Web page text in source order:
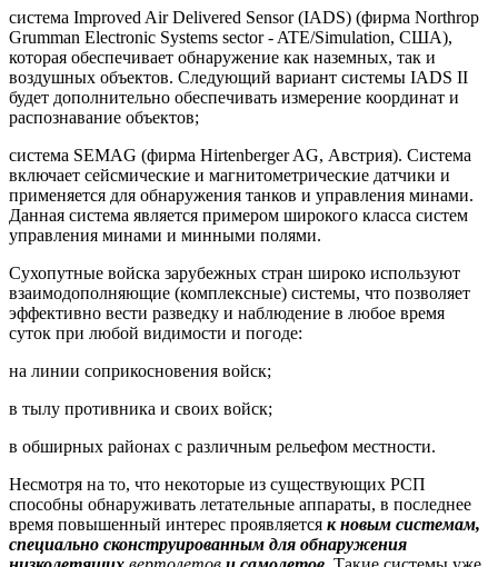
система Improved Air Delivered Sensor (IADS) (фирма Northrop
Grumman Electronic Systems sector - ATE/Simulation, США),
которая обеспечивает обнаружение как наземных, так и
воздушных объектов. Следующий вариант системы IADS II
будет дополнительно обеспечивать измерение координат и
распознавание объектов;
система SEMAG (фирма Hirtenberger AG, Австрия). Система
включает сейсмические и магнитометрические датчики и
применяется для обнаружения танков и управления минами.
Данная система является примером широкого класса систем
управления минами и минными полями.
Сухопутные войска зарубежных стран широко используют
взаимодополняющие (комплексные) системы, что позволяет
эффективно вести разведку и наблюдение в любое время
суток при любой видимости и погоде:
на линии соприкосновения войск;
в тылу противника и своих войск;
в обширных районах с различным рельефом местности.
Несмотря на то, что некоторые из существующих РСП
способны обнаруживать летательные аппараты, в последнее
время повышенный интерес проявляется к новым системам,
специально сконструированным для обнаружения